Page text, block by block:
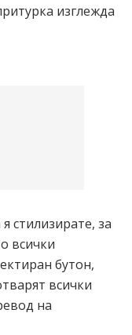
изглежда
стилизирате, за
всички
бутон,
всички
на